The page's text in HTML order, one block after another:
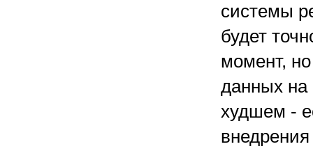
системы
будет
момент,
данных на
худшем -